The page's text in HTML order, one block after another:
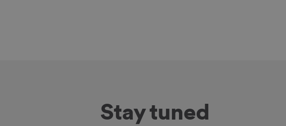
Stay tuned